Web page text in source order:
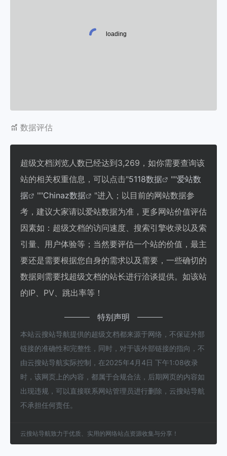
数据评估
超级文档浏览人数已经达到3,269，如你需要查询该
站的相关权重信息，可以点击"5118数据 ""爱站数
据
""Chinaz数据
"进入；以目前的网站数据参
考，建议大家请以爱站数据为准，更多网站价值评估
因素如：超级文档的访问速度、搜索引擎收录以及索
引量、用户体验等；当然要评估一个站的价值，最主
要还是需要根据您自身的需求以及需要，一些确切的
数据则需要找超级文档的站长进行洽谈提供。如该站
的IP、PV、跳出率等！
特别声明
本站云搜站导航提供的超级文档都来源于网络，不保证外部
链接的准确性和完整性，同时，对于该外部链接的指向，不
由云搜站导航实际控制，在2025年4月4日 下午1:08收录
时，该网页上的内容，都属于合规合法，后期网页的内容如
出现违规，可以直接联系网站管理员进行删除，云搜站导航
不承担任何责任。
云搜站导航致力于优质、实用的网络站点资源收集与分享！